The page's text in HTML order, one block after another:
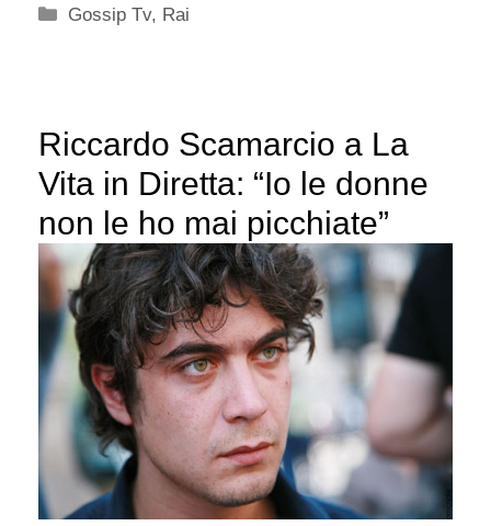
Categorie
Gossip Tv, Rai
Riccardo Scamarcio a La
Vita in Diretta: “Io le donne
non le ho mai picchiate”